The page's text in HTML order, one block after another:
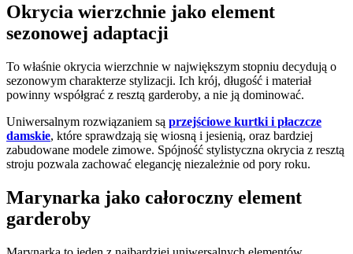
Okrycia wierzchnie jako element
sezonowej adaptacji
To właśnie okrycia wierzchnie w największym stopniu decydują o
sezonowym charakterze stylizacji. Ich krój, długość i materiał
powinny współgrać z resztą garderoby, a nie ją dominować.
Uniwersalnym rozwiązaniem są przejściowe kurtki i płaczcze
damskie, które sprawdzają się wiosną i jesienią, oraz bardziej
zabudowane modele zimowe. Spójność stylistyczna okrycia z resztą
stroju pozwala zachować elegancję niezależnie od pory roku.
Marynarka jako całoroczny element
garderoby